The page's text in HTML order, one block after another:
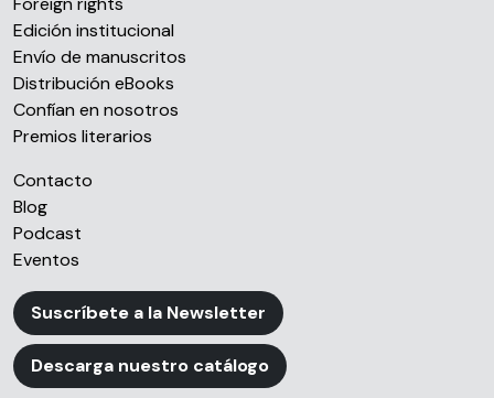
Edición institucional
Envío de manuscritos
Distribución eBooks
Confían en nosotros
Premios literarios
Contacto
Blog
Podcast
Eventos
Suscríbete a la Newsletter
Descarga nuestro catálogo